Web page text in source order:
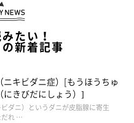
たい！
の新着記事
ニキビダニ症）[もうほうちゅ
にきびだにしょう）]
ダニ）というダニが皮脂腺に寄生
だれ …